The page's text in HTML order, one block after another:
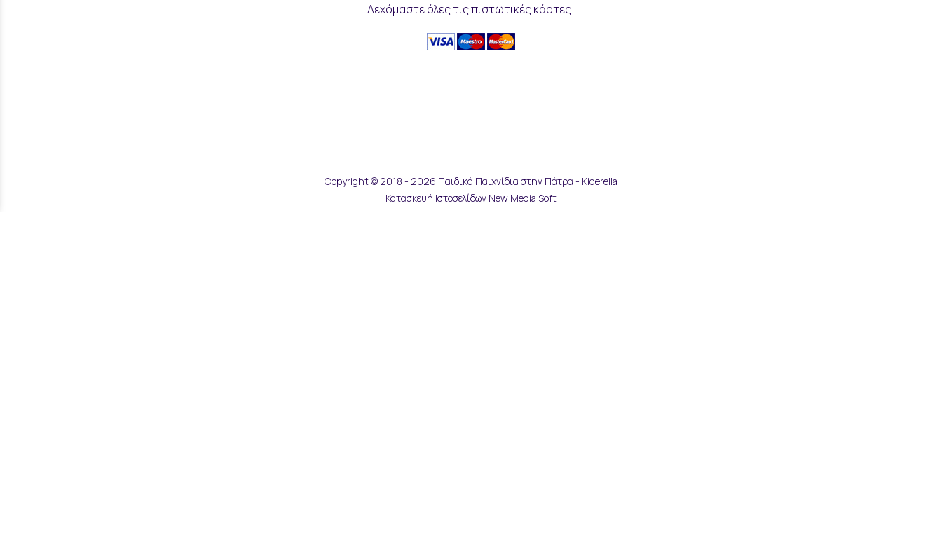
Δεχόμαστε όλες τις πιστωτικές κάρτες:
Copyright © 2018 - 2026 Παιδικά Παιχνίδια στην Πάτρα - Kiderella
Κατασκευή Ιστοσελίδων New Media Soft